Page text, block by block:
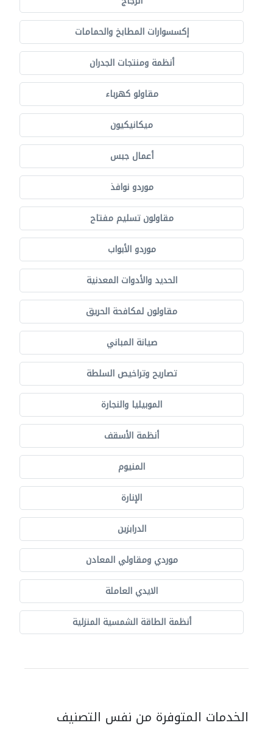
إكسسوارات المطابخ والحمامات
أنظمة ومنتجات الجدران
مقاولو كهرباء
ميكانيكيون
أعمال جبس
موردو نوافذ
مقاولون تسليم مفتاح
موردو الأبواب
الحديد والأدوات المعدنية
مقاولون لمكافحة الحريق
صيانة المباني
تصاريح وتراخيص السلطة
الموبيليا والنجارة
أنظمة الأسقف
المنيوم
الإنارة
الدرابزين
موردي ومقاولي المعادن
الايدي العاملة
أنظمة الطاقة الشمسية المنزلية
الخدمات المتوفرة من نفس التصنيف